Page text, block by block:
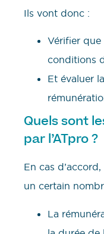
Ils vont donc :
Vérifier que
conditions
Et évaluer
Quelssont
par l’ATpro ?
En cas
un certain
La